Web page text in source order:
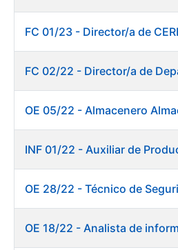
Mostrar/Ocultar
Mostrar/Ocultar
Mostrar/Ocultar
FC 01/23 - Director/a de
OE 28/22 - Técnico de
OE 18/22 - Analista de